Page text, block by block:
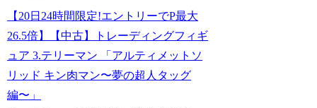
【20日24時間限定!エントリーでP最大
26.5倍】【中古】トレーディングフィギ
ュア 3.テリーマン 「アルティメットソ
リッド キン肉マン〜夢の超人タッグ
編〜」